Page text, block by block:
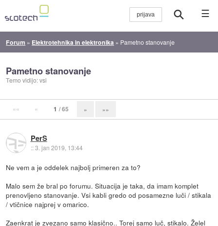
☰
Forum » Elektrotehnika in elektronika » Pametno stanovanje
Pametno stanovanje
Temo vidijo: vsi
«« « 1 / 65 » »»
PerS
::3. jan 2019, 13:44
Ne vem a je oddelek najbolj primeren za to?
Malo sem že bral po forumu. Situacija je taka, da imam komplet
prenovljeno stanovanje. Vsi kabli gredo od posamezne luči / stikala
/ vtičnice najprej v omarico.
Zaenkrat je zvezano samo klasično.. Torej samo luč, stikalo. Želel